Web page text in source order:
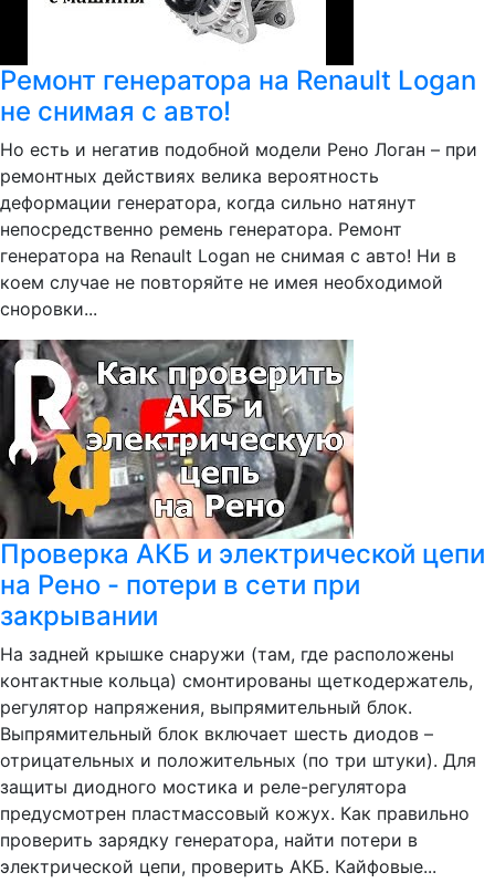
Ремонт генератора на Renault Logan
не снимая с авто!
Но есть и негатив подобной модели Рено Логан – при
ремонтных действиях велика вероятность
деформации генератора, когда сильно натянут
непосредственно ремень генератора. Ремонт
генератора на Renault Logan не снимая с авто! Ни в
коем случае не повторяйте не имея необходимой
сноровки...
Проверка АКБ и электрической цепи
на Рено - потери в сети при
закрывании
На задней крышке снаружи (там, где расположены
контактные кольца) смонтированы щеткодержатель,
регулятор напряжения, выпрямительный блок.
Выпрямительный блок включает шесть диодов –
отрицательных и положительных (по три штуки). Для
защиты диодного мостика и реле-регулятора
предусмотрен пластмассовый кожух. Как правильно
проверить зарядку генератора, найти потери в
электрической цепи, проверить АКБ. Кайфовые...